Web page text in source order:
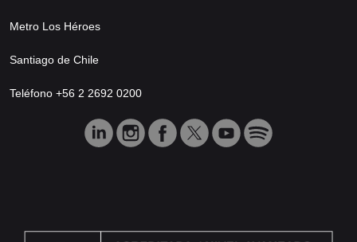
Metro Los Héroes
Santiago de Chile
Teléfono +56 2 2692 0200